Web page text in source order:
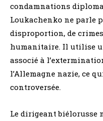
condamnations
Loukachenko ne parle
disproportion, de
humanitaire. Il utilise
associé à
l’Allemagne nazie, ce
controversée.
Le dirigeant biélorusse